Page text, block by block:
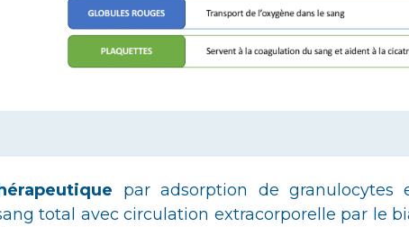
par adsorption de granulocytes
total avec circulation extracorporelle par le